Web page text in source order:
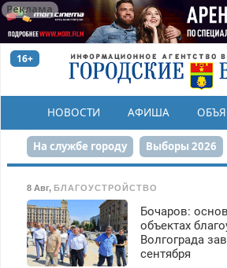
Реклама
16+
НОВОСТИ АФИША
КОНКУРСЫ
На службе городу Выборы 2026
Сталинград в сердце
Набережная День Победы
80-летие Победы Парк
8 Авг, БЛАГОУСТРОЙСТВО
Бочаров:
объектах
Волгограда
сентября